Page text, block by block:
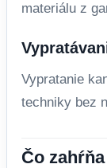
materiálu z
Vypratanie
techniky bez
Čo